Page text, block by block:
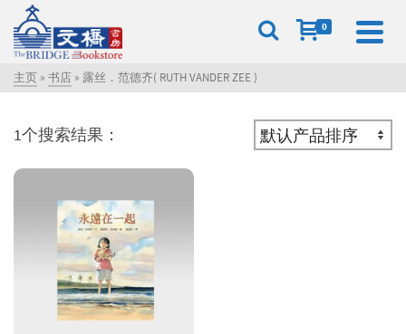
0
主页 » 书店 » 露丝．范德齐( RUTH VANDER ZEE )
1个搜索结果：